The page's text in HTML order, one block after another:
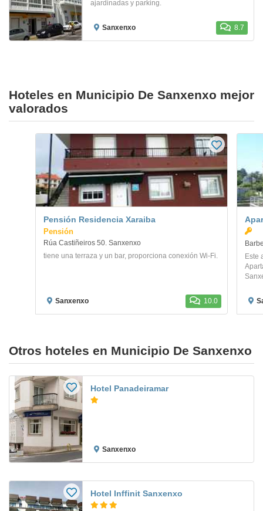
ajardinadas y parking.
Sanxenxo 8.7
Hoteles en Municipio De Sanxenxo mejor
valorados
Pensión Residencia Xaraiba
Pensión
Rúa Castiñeiros 50. Sanxenxo
tiene una terraza y un bar, proporciona conexión Wi-Fi.
Sanxenxo 10.0
Este
Otros hoteles en Municipio De Sanxenxo
Hotel Panadeiramar
Sanxenxo
Hotel Inffinit Sanxenxo